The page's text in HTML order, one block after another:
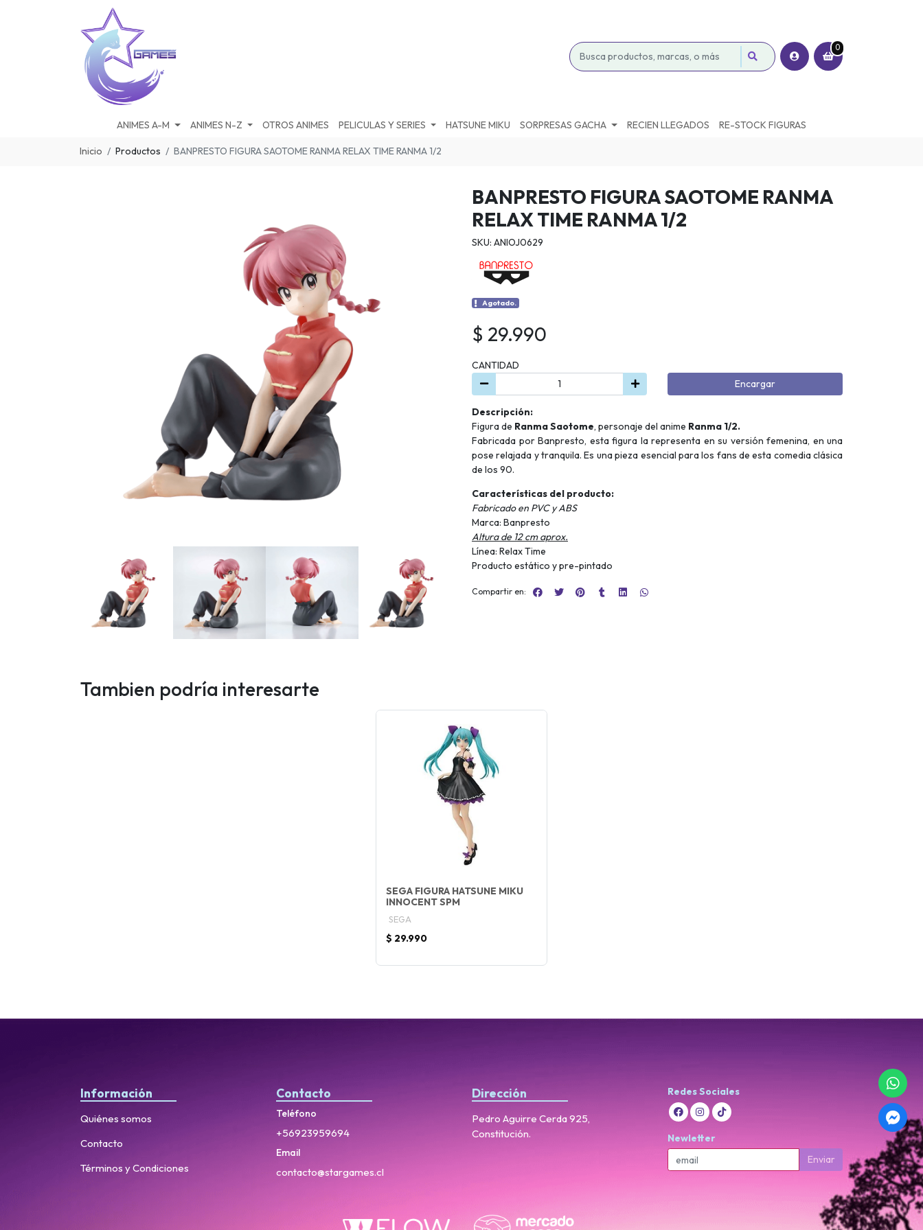
0
ANIMES A-M ANIMES N-Z OTROS ANIMES PELICULAS Y SERIES HATSUNE MIKU SORPRESAS GACHA RECIEN LLEGADOS RE-STOCK FIGURAS
Inicio Productos BANPRESTO FIGURA SAOTOME RANMA RELAX TIME RANMA 1/2
BANPRESTO FIGURA SAOTOME RANMA
RELAX TIME RANMA 1/2
SKU: ANIOJ0629
Agotado.
$ 29.990
CANTIDAD
Encargar
Descripción:
Figura de Ranma Saotome, personaje del anime Ranma 1/2.
Fabricada por Banpresto, esta figura la representa en su versión femenina, en una
pose relajada y tranquila. Es una pieza esencial para los fans de esta comedia clásica
de los 90.
Características del producto:
Fabricado en PVC y ABS
Marca: Banpresto
Altura de 12 cm aprox.
Línea: Relax Time
Producto estático y pre-pintado
Compartir en:
Tambien podría interesarte
SEGA FIGURA HATSUNE MIKU
INNOCENT SPM
SEGA
$ 29.990
Información
Quiénes somos
Contacto
Términos y Condiciones
Contacto
Teléfono
+56923959694
Email
contacto@stargames.cl
Dirección
Pedro Aguirre Cerda 925,
Constitución.
Redes Sociales
Newletter
Enviar